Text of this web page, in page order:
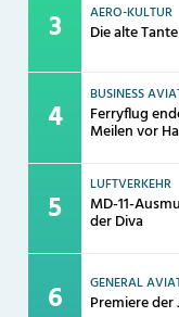
AERO-KULTUR
Die alte
BUSINESS
Ferryflug
Meilen vor
LUFTVERKEHR
MD-11-
der Diva
GENERAL
Premiere der